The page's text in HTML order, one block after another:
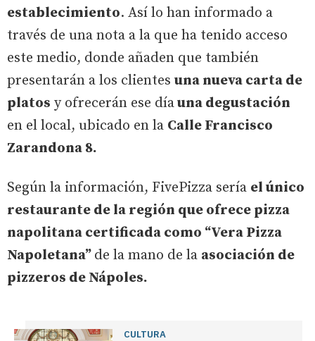
establecimiento. Así lo han informado a
través de una nota a la que ha tenido acceso
este medio, donde añaden que también
presentarán a los clientes una nueva carta de
platos y ofrecerán ese díauna degustación
en el local, ubicado en la Calle Francisco
Zarandona 8.
Según la información, FivePizza sería el único
restaurante de la región que ofrece pizza
napolitana certificada como “Vera Pizza
Napoletana” de la mano de la asociación de
pizzeros de Nápoles.
CULTURA